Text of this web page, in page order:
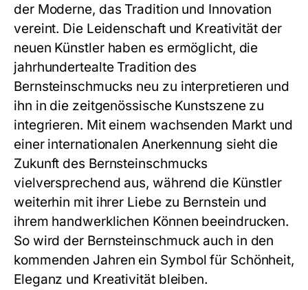
der Moderne, das Tradition und Innovation
vereint. Die Leidenschaft und Kreativität der
neuen Künstler haben es ermöglicht, die
jahrhundertealte Tradition des
Bernsteinschmucks neu zu interpretieren und
ihn in die zeitgenössische Kunstszene zu
integrieren. Mit einem wachsenden Markt und
einer internationalen Anerkennung sieht die
Zukunft des Bernsteinschmucks
vielversprechend aus, während die Künstler
weiterhin mit ihrer Liebe zu Bernstein und
ihrem handwerklichen Können beeindrucken.
So wird der Bernsteinschmuck auch in den
kommenden Jahren ein Symbol für Schönheit,
Eleganz und Kreativität bleiben.